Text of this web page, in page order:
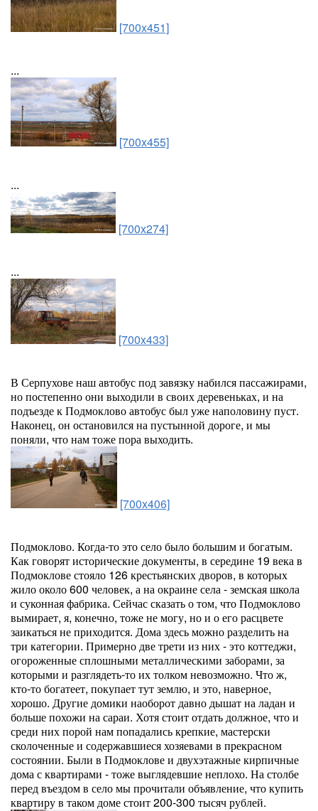
[700x451]
...
[700x455]
...
[700x274]
...
[700x433]
В Серпухове наш автобус под завязку набился пассажирами,
но постепенно они выходили в своих деревеньках, и на
подъезде к Подмоклово автобус был уже наполовину пуст.
Наконец, он остановился на пустынной дороге, и мы
поняли, что нам тоже пора выходить.
[700x406]
Подмоклово. Когда-то это село было большим и богатым.
Как говорят исторические документы, в середине 19 века в
Подмоклове стояло 126 крестьянских дворов, в которых
жило около 600 человек, а на окраине села - земская школа
и суконная фабрика. Сейчас сказать о том, что Подмоклово
вымирает, я, конечно, тоже не могу, но и о его расцвете
заикаться не приходится. Дома здесь можно разделить на
три категории. Примерно две трети из них - это коттеджи,
огороженные сплошными металлическими заборами, за
которыми и разглядеть-то их толком невозможно. Что ж,
кто-то богатеет, покупает тут землю, и это, наверное,
хорошо. Другие домики наоборот давно дышат на ладан и
больше похожи на сараи. Хотя стоит отдать должное, что и
среди них порой нам попадались крепкие, мастерски
сколоченные и содержавшиеся хозяевами в прекрасном
состоянии. Были в Подмоклове и двухэтажные кирпичные
дома с квартирами - тоже выглядевшие неплохо. На столбе
перед въездом в село мы прочитали объявление, что купить
квартиру в таком доме стоит 200-300 тысяч рублей.